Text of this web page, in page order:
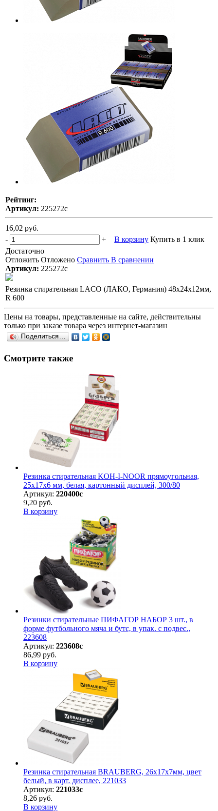
Рейтинг:
Артикул: 225272с
16,02 руб.
-
+ В корзину Купить в 1 клик
Достаточно
Отложить Отложено Сравнить В сравнении
Артикул: 225272с
Резинка стирательная LACO (ЛАКО, Германия) 48x24x12мм,
R 600
Цены на товары, представленные на сайте, действительны
только при заказе товара через интернет-магазин
Поделиться…
Смотрите также
Резинка стирательная KOH-I-NOOR прямоугольная,
25х17х6 мм, белая, картонный дисплей, 300/80
Артикул: 220400с
9,20 руб.
В корзину
Резинки стирательные ПИФАГОР НАБОР 3 шт., в
форме футбольного мяча и бутс, в упак. с подвес.,
223608
Артикул: 223608с
86,99 руб.
В корзину
Резинка стирательная BRAUBERG, 26х17х7мм, цвет
белый, в карт. дисплее, 221033
Артикул: 221033с
8,26 руб.
В корзину